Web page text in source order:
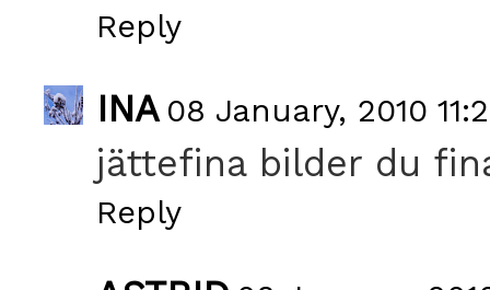
Reply
INA 08 January, 2010
jättefina bilder du
Reply